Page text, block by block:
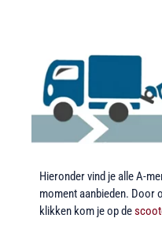
Hieronder vind je alle A-
moment aanbieden. Door
klikken kom je op de